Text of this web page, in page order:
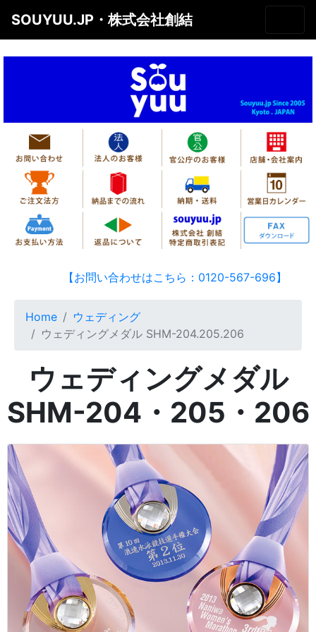
SOUYUU.JP・株式会社創結
【お問い合わせはこちら：0120-567-696】
Home
ウェディング
ウェディングメダル SHM-204.205.206
ウェディングメダル
SHM-204・205・206